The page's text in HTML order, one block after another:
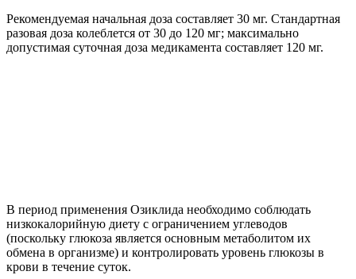
Рекомендуемая начальная доза составляет 30 мг. Стандартная
разовая доза колеблется от 30 до 120 мг; максимально
допустимая суточная доза медикамента составляет 120 мг.
В период применения Озиклида необходимо соблюдать
низкокалорийную диету с ограничением углеводов
(поскольку глюкоза является основным метаболитом их
обмена в организме) и контролировать уровень глюкозы в
крови в течение суток.